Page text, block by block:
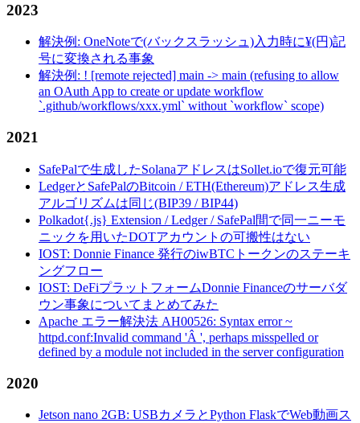
2023
解決例: OneNoteで(バックスラッシュ)入力時に¥(円)記
号に変換される事象
解決例: ! [remote rejected] main -> main (refusing to allow
an OAuth App to create or update workflow
`.github/workflows/xxx.yml` without `workflow` scope)
2021
SafePalで生成したSolanaアドレスはSollet.ioで復元可能
LedgerとSafePalのBitcoin / ETH(Ethereum)アドレス生成
アルゴリズムは同じ(BIP39 / BIP44)
Polkadot{.js} Extension / Ledger / SafePal間で同一ニーモ
ニックを用いたDOTアカウントの可搬性はない
IOST: Donnie Finance 発行のiwBTCトークンのステーキ
ングフロー
IOST: DeFiプラットフォームDonnie Financeのサーバダ
ウン事象についてまとめてみた
Apache エラー解決法 AH00526: Syntax error ~
httpd.conf:Invalid command 'Â ', perhaps misspelled or
defined by a module not included in the server configuration
2020
Jetson nano 2GB: USBカメラとPython FlaskでWeb動画ス